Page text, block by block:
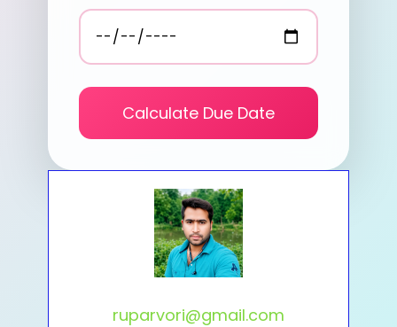
Skip
content
Calculate Due Date
ruparvori@gmail.com